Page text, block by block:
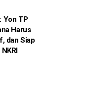
Yon TP
Harus
dan Siap